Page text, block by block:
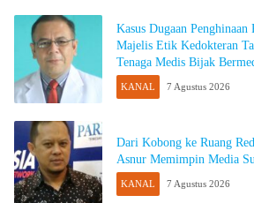
Kasus Dugaan Penghinaan
Majelis Etik Kedokteran
Tenaga Medis Bijak
KANAL 7 Agustus 2026
Dari Kobong ke Ruang
Asnur Memimpin Media
KANAL 7 Agustus 2026